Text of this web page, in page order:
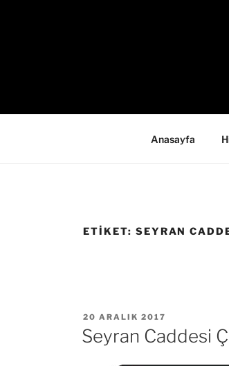
Anasayfa
ETIKET: SEYRAN
YAYIM
TARIHI
20 ARALIK 2017
Seyran Caddesi